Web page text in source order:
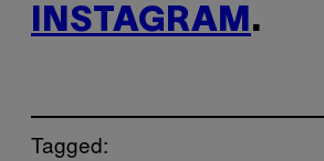
INSTAGRAM .
Tagged: